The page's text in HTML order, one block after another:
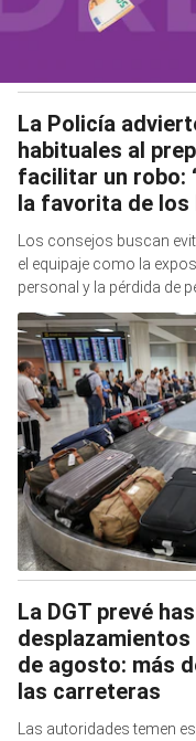
La Policía
habituales al
facilitar un robo:
la favorita de los
Los consejos buscan
el equipaje como la
personal y la pérdida de
La DGT prevé
de agosto: más
las carreteras
Las autoridades temen